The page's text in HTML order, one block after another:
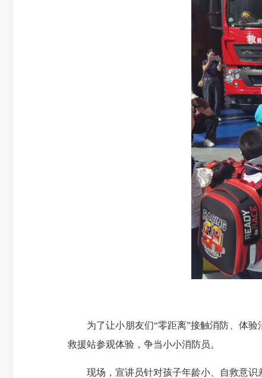
为了让小朋友们“零距离”接触消防、体验
救援站参观体验，争当小小消防员。
现场，宣讲员针对孩子年龄小、自救意识